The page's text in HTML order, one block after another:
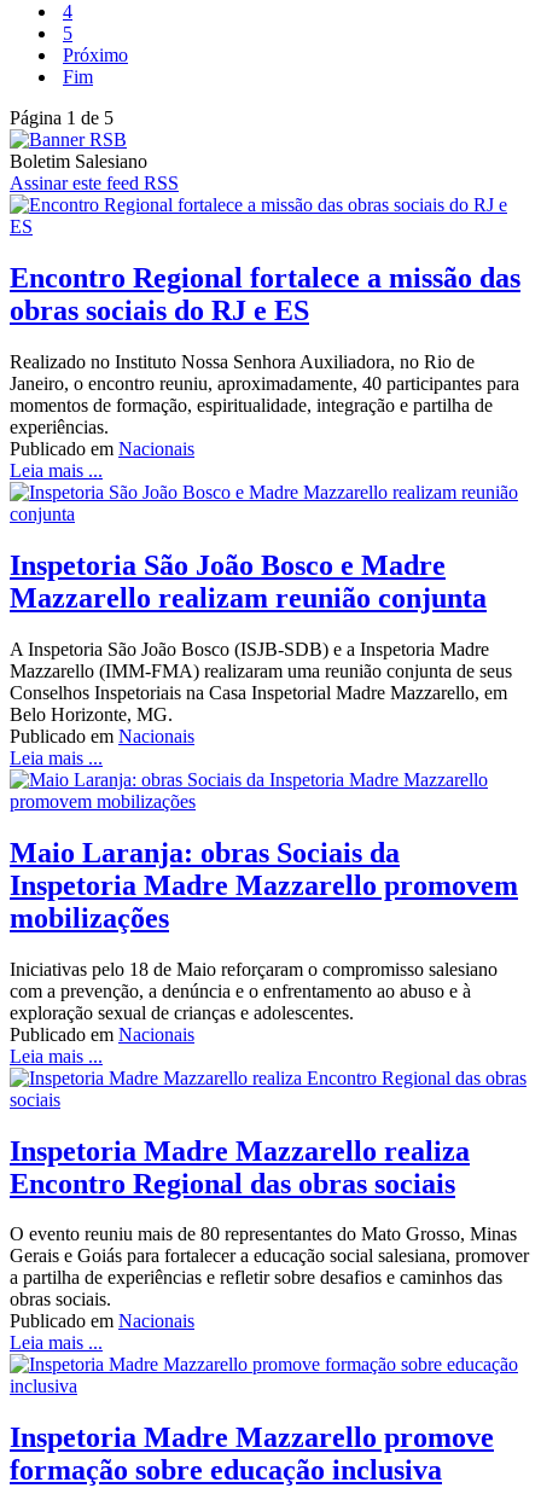
4
5
Próximo
Fim
Página 1 de 5
Boletim Salesiano
Assinar este feed RSS
Encontro Regional fortalece a missão das
obras sociais do RJ e ES
Realizado no Instituto Nossa Senhora Auxiliadora, no Rio de
Janeiro, o encontro reuniu, aproximadamente, 40 participantes para
momentos de formação, espiritualidade, integração e partilha de
experiências.
Publicado em Nacionais
Leia mais ...
Inspetoria São João Bosco e Madre
Mazzarello realizam reunião conjunta
A Inspetoria São João Bosco (ISJB-SDB) e a Inspetoria Madre
Mazzarello (IMM-FMA) realizaram uma reunião conjunta de seus
Conselhos Inspetoriais na Casa Inspetorial Madre Mazzarello, em
Belo Horizonte, MG.
Publicado em Nacionais
Leia mais ...
Maio Laranja: obras Sociais da
Inspetoria Madre Mazzarello promovem
mobilizações
Iniciativas pelo 18 de Maio reforçaram o compromisso salesiano
com a prevenção, a denúncia e o enfrentamento ao abuso e à
exploração sexual de crianças e adolescentes.
Publicado em Nacionais
Leia mais ...
Inspetoria Madre Mazzarello realiza
Encontro Regional das obras sociais
O evento reuniu mais de 80 representantes do Mato Grosso, Minas
Gerais e Goiás para fortalecer a educação social salesiana, promover
a partilha de experiências e refletir sobre desafios e caminhos das
obras sociais.
Publicado em Nacionais
Leia mais ...
Inspetoria Madre Mazzarello promove
formação sobre educação inclusiva